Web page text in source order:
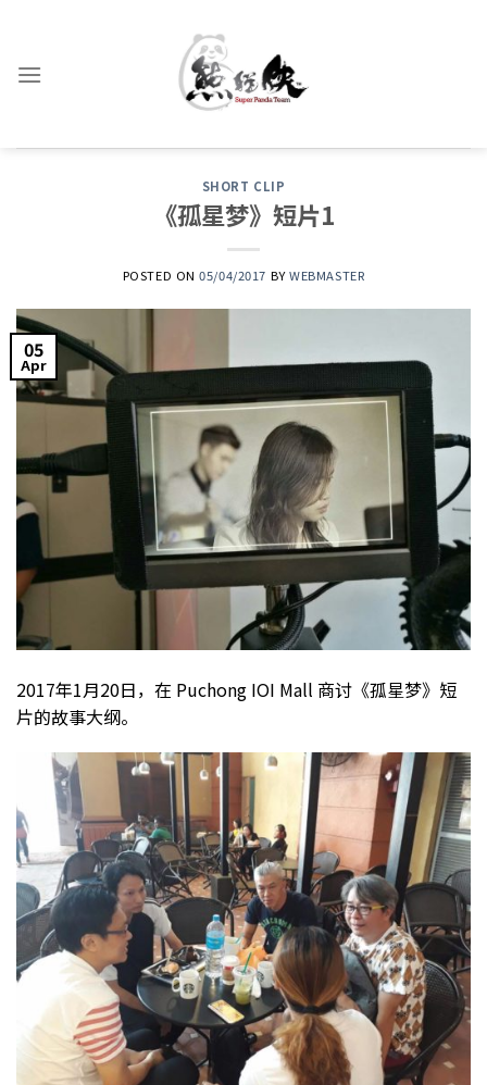
content
SHORT CLIP
《孤星梦》短片1
POSTED ON05/04/2017 BYWEBMASTER
05
Apr
2017年1月20日，在 Puchong IOI Mall 商讨《孤星梦》短
片的故事大纲。